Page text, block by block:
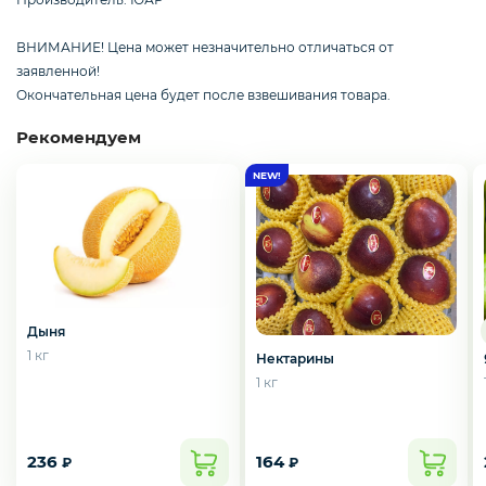
Курица, филе грудки, окорока
Рыба, Морепродукты
Молоко, молочные продукты
Орехи и сухофрукты
ВНИМАНИЕ! Цена может незначительно отличаться от
заявленной!
Окончательная цена будет после взвешивания товара.
Рекомендуем
Дыня
1 кг
236 ₽
Нектарины
1 кг
164 ₽